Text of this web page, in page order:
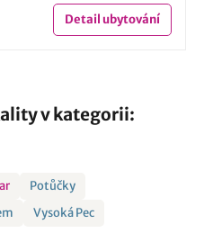
Detailubytování
v kategorii:
Potůčky
Vysoká Pec